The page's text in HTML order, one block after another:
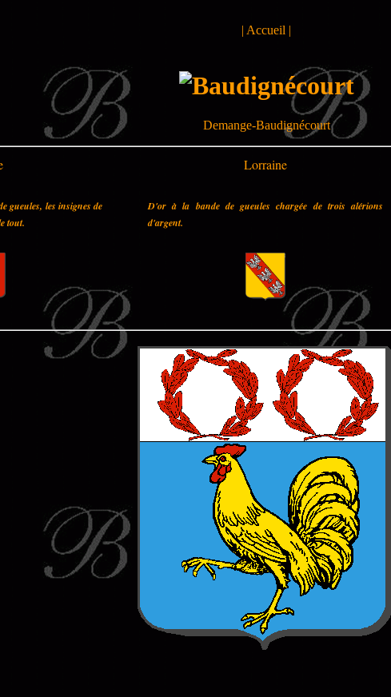
| Accueil |
Demange-Baudignécourt
Lorraine
gueules, les insignes de
tout.
D'or à la bande de gueules chargée de trois alérions
d'argent.